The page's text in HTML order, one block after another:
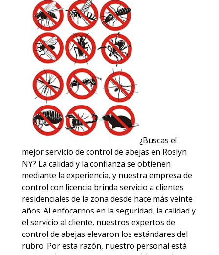
¿Buscas el
mejor servicio de control de abejas en Roslyn
NY? La calidad y la confianza se obtienen
mediante la experiencia, y nuestra empresa de
control con licencia brinda servicio a clientes
residenciales de la zona desde hace más veinte
años. Al enfocarnos en la seguridad, la calidad y
el servicio al cliente, nuestros expertos de
control de abejas elevaron los estándares del
rubro. Por esta razón, nuestro personal está